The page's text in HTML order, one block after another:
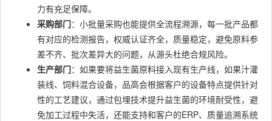
力有充足保障。
采购部门：小批量采购也能提供全流程溯源，每一批产品都
有对应的检测报告，权威认证齐全，质量稳定，避免原料参
差不齐、批次差异大的问题，从源头杜绝合规风险。
生产部门：如果要将益生菌原料接入现有生产线，如果汁灌
装线、饲料混合设备，品高会根据客户的设备特点提供针对
性的工艺建议，通过包埋技术提升益生菌的环境耐受性，避
免加工过程中失活，还能支持和客户的ERP、质量追溯系统